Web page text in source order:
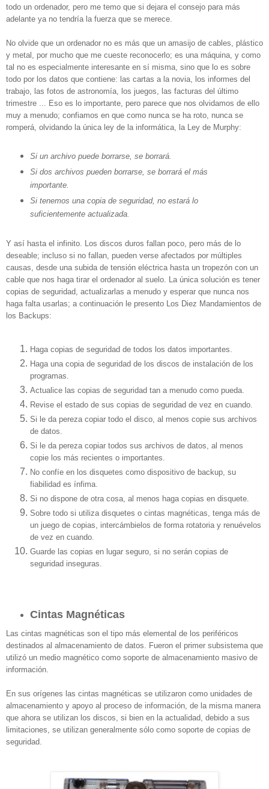
todo un ordenador, pero me temo que si dejara el consejo para más
adelante ya no tendría la fuerza que se merece.
No olvide que un ordenador no es más que un amasijo de cables, plástico
y metal, por mucho que me cueste reconocerlo; es una máquina, y como
tal no es especialmente interesante en sí misma, sino que lo es sobre
todo por los datos que contiene: las cartas a la novia, los informes del
trabajo, las fotos de astronomía, los juegos, las facturas del último
trimestre ... Eso es lo importante, pero parece que nos olvidamos de ello
muy a menudo; confiamos en que como nunca se ha roto, nunca se
romperá, olvidando la única ley de la informática, la Ley de Murphy:
Si un archivo puede borrarse, se borrará.
Si dos archivos pueden borrarse, se borrará el más
importante.
Si tenemos una copia de seguridad, no estará lo
suficientemente actualizada.
Y así hasta el infinito. Los discos duros fallan poco, pero más de lo
deseable; incluso si no fallan, pueden verse afectados por múltiples
causas, desde una subida de tensión eléctrica hasta un tropezón con un
cable que nos haga tirar el ordenador al suelo. La única solución es tener
copias de seguridad, actualizarlas a menudo y esperar que nunca nos
haga falta usarlas; a continuación le presento Los Diez Mandamientos de
los Backups:
Haga copias de seguridad de todos los datos importantes.
Haga una copia de seguridad de los discos de instalación de los
programas.
Actualice las copias de seguridad tan a menudo como pueda.
Revise el estado de sus copias de seguridad de vez en cuando.
Si le da pereza copiar todo el disco, al menos copie sus archivos
de datos.
Si le da pereza copiar todos sus archivos de datos, al menos
copie los más recientes o importantes.
No confíe en los disquetes como dispositivo de backup, su
fiabilidad es ínfima.
Si no dispone de otra cosa, al menos haga copias en disquete.
Sobre todo si utiliza disquetes o cintas magnéticas, tenga más de
un juego de copias, intercámbielos de forma rotatoria y renuévelos
de vez en cuando.
Guarde las copias en lugar seguro, si no serán copias de
seguridad inseguras.
Cintas Magnéticas
Las cintas magnéticas son el tipo más elemental de los periféricos
destinados al almacenamiento de datos. Fueron el primer subsistema que
utilizó un medio magnético como soporte de almacenamiento masivo de
información.
En sus orígenes las cintas magnéticas se utilizaron como unidades de
almacenamiento y apoyo al proceso de información, de la misma manera
que ahora se utilizan los discos, si bien en la actualidad, debido a sus
limitaciones, se utilizan generalmente sólo como soporte de copias de
seguridad.